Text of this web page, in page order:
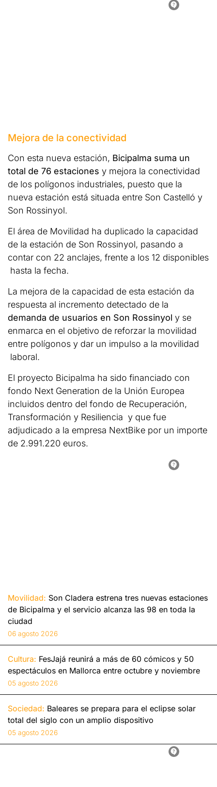
Mejora de la conectividad
Con esta nueva estación, Bicipalma suma un
total de 76 estaciones y mejora la conectividad
de los polígonos industriales, puesto que la
nueva estación está situada entre Son Castelló y
Son Rossinyol.
El área de Movilidad ha duplicado la capacidad
de la estación de Son Rossinyol, pasando a
contar con 22 anclajes, frente a los 12 disponibles
hasta la fecha.
La mejora de la capacidad de esta estación da
respuesta al incremento detectado de la
demanda de usuarios en Son Rossinyol y se
enmarca en el objetivo de reforzar la movilidad
entre polígonos y dar un impulso a la movilidad
laboral.
El proyecto Bicipalma ha sido financiado con
fondo Next Generation de la Unión Europea
incluidos dentro del fondo de Recuperación,
Transformación y Resiliencia y que fue
adjudicado a la empresa NextBike por un importe
de 2.991.220 euros.
Movilidad: Son Cladera estrena tres nuevas estaciones
de Bicipalma y el servicio alcanza las 98 en toda la
ciudad
06 agosto 2026
Cultura: FesJajá reunirá a más de 60 cómicos y 50
espectáculos en Mallorca entre octubre y noviembre
05 agosto 2026
Sociedad: Baleares se prepara para el eclipse solar
total del siglo con un amplio dispositivo
05 agosto 2026